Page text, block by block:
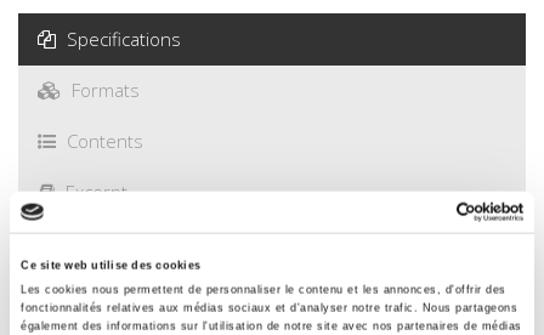
Ce site web utilise des cookies
Les cookies nous permettent de personnaliser le contenu et les annonces, d'offrir des
fonctionnalités relatives aux médias sociaux et d'analyser notre trafic. Nous partageons
également des informations sur l'utilisation de notre site avec nos partenaires de médias
Specifications
Formats
Contents
Excerpt
Specifications